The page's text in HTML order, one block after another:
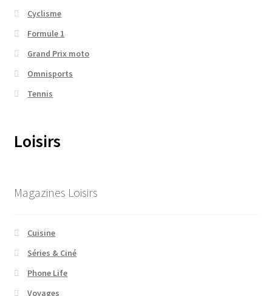
Cyclisme
Formule 1
Grand Prix moto
Omnisports
Tennis
Loisirs
Magazines Loisirs
Cuisine
Séries & Ciné
Phone Life
Voyages